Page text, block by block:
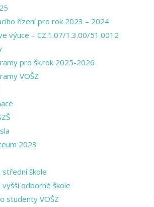
řízení pro rok 2023 – 2024
výuce – CZ.1.07/1.3.00/51.0012
pro šk.rok 2025-2026
VOŠZ
2023
střední škole
vyšší odborné škole
studenty VOŠZ